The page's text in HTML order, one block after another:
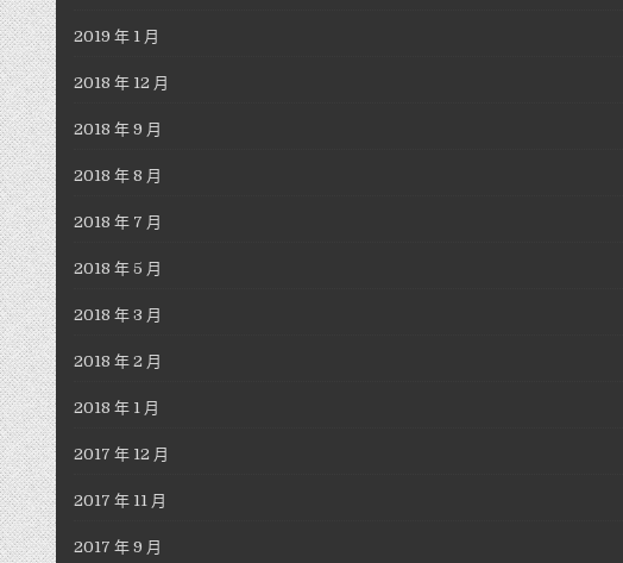
2019 年 1 月
2018 年 12 月
2018 年 9 月
2018 年 8 月
2018 年 7 月
2018 年 5 月
2018 年 3 月
2018 年 2 月
2018 年 1 月
2017 年 12 月
2017 年 11 月
2017 年 9 月